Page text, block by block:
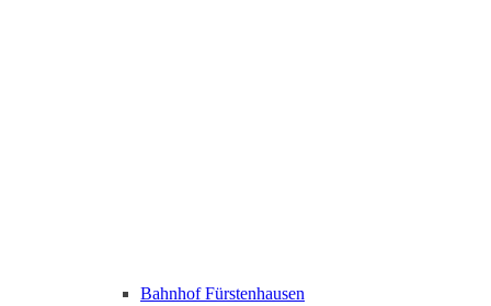
Bahnhof Fürstenhausen